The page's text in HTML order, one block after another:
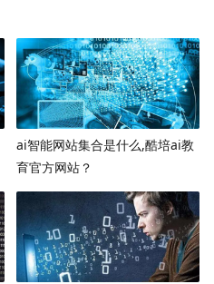
ai智能网站集合是什么,酷培ai教
育官方网站？